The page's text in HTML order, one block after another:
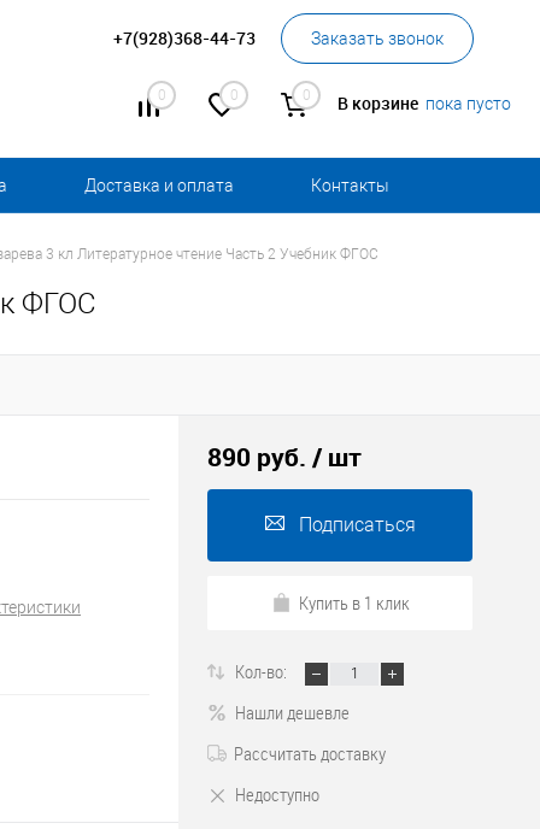
+7(928)368-44-73 Заказать звонок
0 0 0 В корзине пока пусто
Доставка и оплата Контакты
3 кл Литературное чтение Часть 2 Учебник ФГОС
ФГОС
890 руб. / шт
Подписаться
Купить в 1 клик
Кол-во:
Нашли дешевле
Рассчитать доставку
Недоступно